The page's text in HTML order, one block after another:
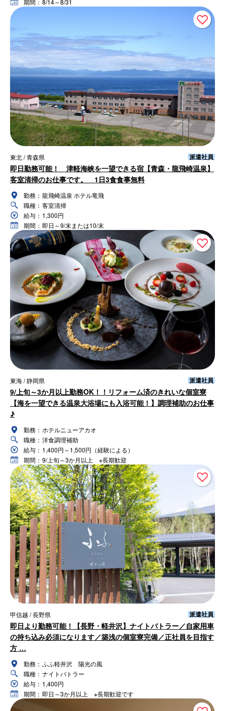
期間： 8/14～8/31
東北 / 青森県 派遣社員
即日勤務可能！ 津軽海峡を一望できる宿【青森・龍飛崎温泉】
客室清掃のお仕事です。 1日3食食事無料
勤務： 龍飛崎温泉 ホテル竜飛
職種： 客室清掃
給与： 1,300円
期間： 即日～9/末または10/末
東海 / 静岡県 派遣社員
9/上旬～3か月以上勤務OK！！リフォーム済のきれいな個室寮
【海を一望できる温泉大浴場にも入浴可能！】調理補助のお仕事
♪
勤務： ホテルニューアカオ
職種： 洋食調理補助
給与： 1,400円～1,500円（経験による）
期間： 9/上旬～3か月以上 ※長期歓迎
甲信越 / 長野県 派遣社員
即日より勤務可能！【長野・軽井沢】ナイトバトラー／自家用車
の持ち込み必須になります／築浅の個室寮完備／正社員を目指す
方 …
勤務： ふふ軽井沢 陽光の風
職種： ナイトバトラー
給与： 1,400円
期間： 即日～3か月以上 ※長期歓迎です